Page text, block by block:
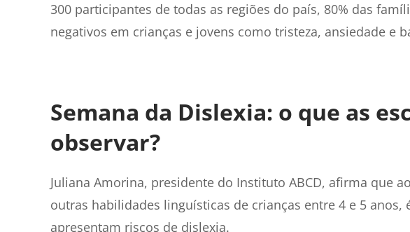
300 participantes de todas as regiões do país, 80% das
negativos em crianças e jovens como tristeza, ansiedade e
Semana da Dislexia: o que as
observar?
Juliana Amorina, presidente do Instituto ABCD, afirma que
outras habilidades linguísticas de crianças entre 4 e 5 anos,
apresentam riscos de dislexia.